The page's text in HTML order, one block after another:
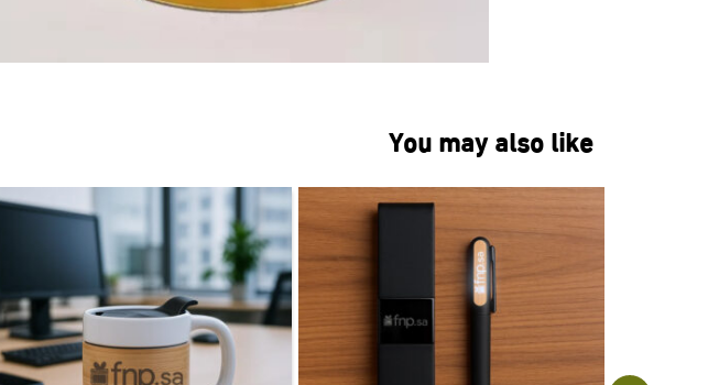
You may also like